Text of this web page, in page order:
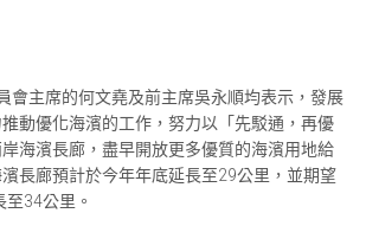
會主席的何文堯及前主席吳永順均表示，發展
動優化海濱的工作，努力以「先駁通，再優
海濱長廊，盡早開放更多優質的海濱用地給
長廊預計於今年年底延長至29公里，並期望
34公里。